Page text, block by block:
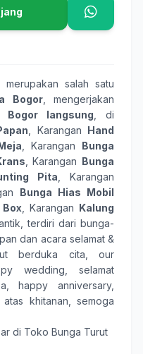
, merupakan salah satu
Bogor, mengerjakan
Bogor langsung , di
, Karangan Hand
, Karangan Bunga
, Karangan Bunga
Pita , Karangan
Bunga Hias Mobil
, Karangan Kalung
terdiri dari bunga-
dan acara selamat &
berduka cita ,our
wedding
selamat
,happy anniversary,
atas khitanan
semoga
di Toko Bunga Turut